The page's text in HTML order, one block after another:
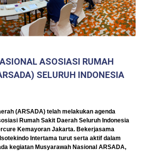
ASOSIASI RUMAH
SELURUH INDONESIA
(ARSADA) telah melakukan agenda
Rumah Sakit Daerah Seluruh Indonesia
Kemayoran Jakarta. Bekerjasama
Intertama turut serta aktif dalam
kegiatan Musyarawah Nasional ARSADA,